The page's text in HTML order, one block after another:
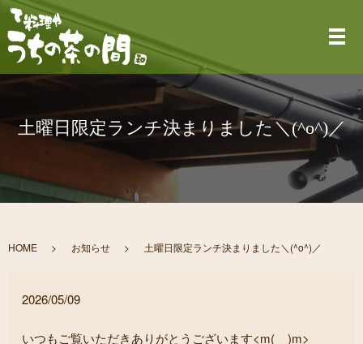
メ
土曜日限定ランチ決まりました＼(^o^)／
HOME お知らせ 土曜日限定ランチ決まりました＼(^o^)／
2026/05/09
いつもご覧いただきありがとうございます<m(__)m>